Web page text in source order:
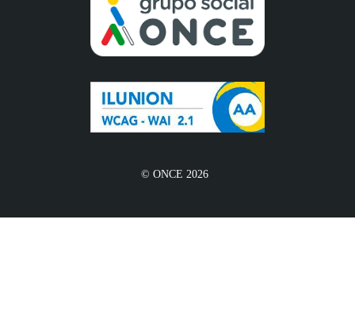
© ONCE 2026